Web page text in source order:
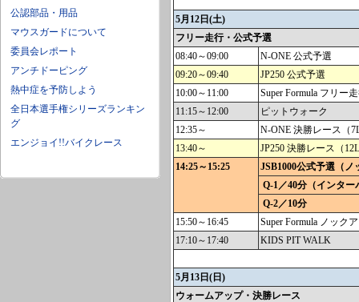
公認部品・用品
マウスガードについて
委員会レポート
アンチドーピング
熱中症を予防しよう
全日本選手権シリーズランキン
グ
エンジョイ!!バイクレース
5月12日(土)
フリー走行・公式予選
08:40～09:00
N-ONE 公式予選
09:20～09:40
JP250 公式予選
10:00～11:00
Super Formula フリー
11:15～12:00
ピットウォーク
12:35～
N-ONE 決勝レース（
13:40～
JP250 決勝レース（
14:25～15:25
JSB1000公式予選（ノ
Q-1／40分（インター
Q-2／10分
15:50～16:45
Super Formula ノック
17:10～17:40
KIDS PIT WALK
5月13日(日)
ウォームアップ・決勝レース